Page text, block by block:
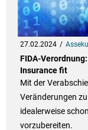
27.02.2024
FIDA-
Insurance fit
Mit der
Veränderungen
idealerweise
vorzubereiten.